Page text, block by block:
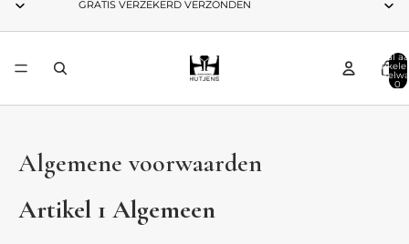
GRATIS VERZEKERD VERZONDEN
Totaal
0
Algemene voorwaarden
Artikel 1 Algemeen